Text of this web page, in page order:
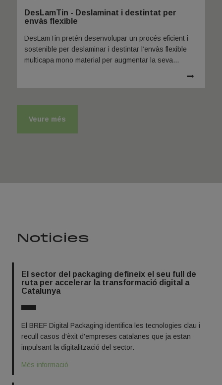
DesLamTin - Deslaminat i destintat per
envàs flexible ​
DesLamTin pretén desenvolupar un procés eficient i
sostenible per deslaminar i destintar l’envàs flexible
multicapa mono material per augmentar la seva
Veure més
Noticies
El sector del packaging defineix el seu full de
ruta per accelerar la transformació digital a
Catalunya
El BREF Digital Packaging identifica les tecnologies clau i
recull casos d'èxit d'empreses catalanes que ja estan
impulsant la digitalització del sector.
Més informació